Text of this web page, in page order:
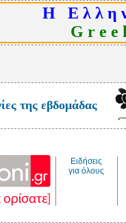
Η Ε λ λ η
G r e e
της εβδομάδας
Ειδήσεις
για όλους